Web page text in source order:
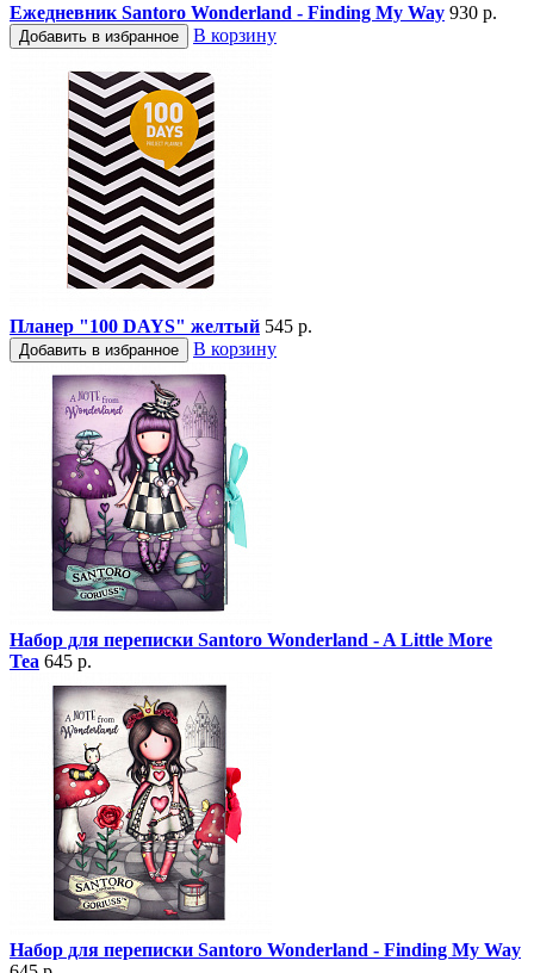
Ежедневник Santoro Wonderland - Finding My Way 930 р.
Добавить в избранное В корзину
Планер "100 DAYS" желтый 545 р.
Добавить в избранное В корзину
Набор для переписки Santoro Wonderland - A Little More
Tea 645 р.
Набор для переписки Santoro Wonderland - Finding My Way